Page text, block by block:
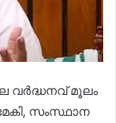
വർദ്ധനവ് മൂലം
സംസ്ഥാന